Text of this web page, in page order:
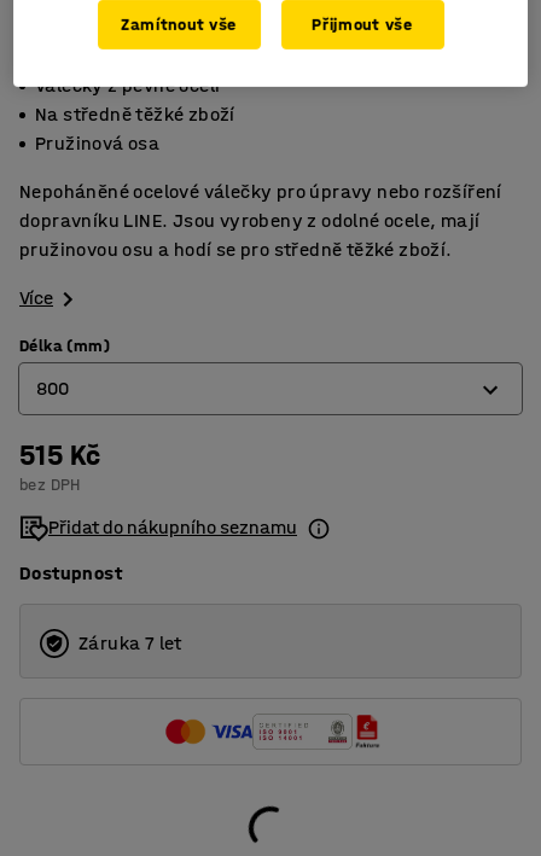
Válečky z pevné oceli
Na středně těžké zboží
Pružinová osa
Nepoháněné ocelové válečky pro úpravy nebo rozšíření
dopravníku LINE. Jsou vyrobeny z odolné ocele, mají
pružinovou osu a hodí se pro středně těžké zboží.
Více
Délka (mm)
800
300
400
500
800
515 Kč
bez DPH
Přidat do nákupního seznamu
Dostupnost
Záruka 7 let
Zamítnout vše Přijmout vše